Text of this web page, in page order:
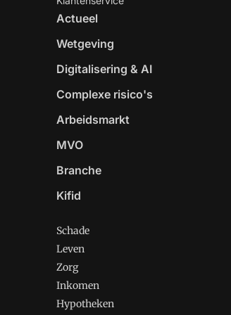
Actueel
Wetgeving
Digitalisering & AI
Complexe risico's
Arbeidsmarkt
MVO
Branche
Kifid
Schade
Leven
Zorg
Inkomen
Hypotheken